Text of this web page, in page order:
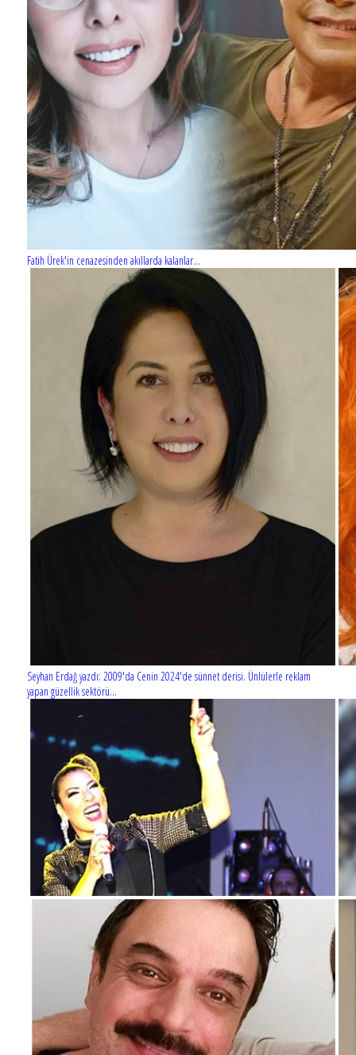
Fatih Ürek'in cenazesinden akıllarda kalanlar...
Seyhan Erdağ yazdı: 2009'da Cenin 2024'de sünnet derisi. Ünlülerle reklam
yapan güzellik sektörü...